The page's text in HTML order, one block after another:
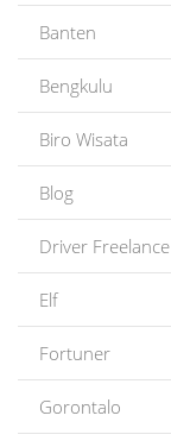
Banten
Bengkulu
Biro Wisata
Blog
Driver Freelance
Elf
Fortuner
Gorontalo